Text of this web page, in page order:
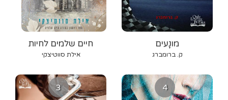
חיים שלמים לחיות
אילת סווטיצקי
מונָעים
ק. ברומברג
3 4